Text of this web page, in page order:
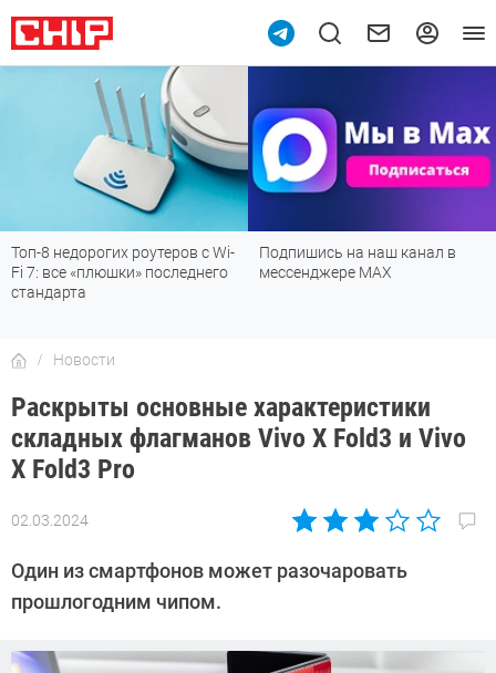
Топ-8 недорогих роутеров с Wi-
Fi 7: все «плюшки» последнего
стандарта
Подпишись на наш канал в
мессенджере МАХ
Новости
Раскрыты основные характеристики
складных флагманов Vivo X Fold3 и Vivo
X Fold3 Pro
02.03.2024
Автор:
Довлатова
Один из смартфонов может разочаровать
прошлогодним чипом.